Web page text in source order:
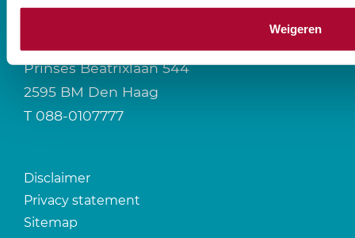
Weigeren
CONTACT
Prinses Beatrixlaan 544
2595 BM Den Haag
T 088-0107777
Disclaimer
Privacy statement
Sitemap